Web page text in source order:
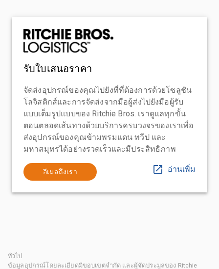
รับใบเสนอราคา
จัดส่งอุปกรณ์ของคุณไปยังที่ที่ต้องการด้วยโซลูชัน
โลจิสติกส์และการจัดส่งจากมือผู้ส่งไปยังมือผู้รับ
แบบเต็มรูปแบบของ Ritchie Bros. เราดูแลทุกขั้น
ตอนตลอดเส้นทางด้วยบริการครบวงจรของเราเพื่อ
ส่งอุปกรณ์ของคุณข้ามพรมแดน ทวีป และ
มหาสมุทรได้อย่างรวดเร็วและมีประสิทธิภาพ
อีเมลถึงเรา อ่านเพิ่ม
ทั่วไป
ข้อมูลอุปกรณ์โดยละเอียดมีขอบเขตจำกัด และผู้จัดประมูลของ Ritchie